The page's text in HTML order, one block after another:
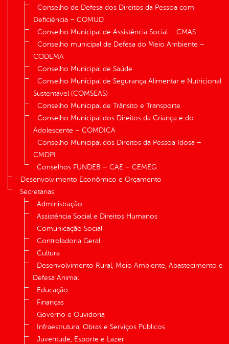
Conselho de Defesa dos Direitos da Pessoa com
Deficiência – COMUD
Conselho Municipal de Assistência Social – CMAS
Conselho municipal de Defesa do Meio Ambiente –
CODEMA
Conselho Municipal de Saúde
Conselho Municipal de Segurança Alimentar e Nutricional
Sustentável (COMSEAS)
Conselho Municipal de Trânsito e Transporte
Conselho Municipal dos Direitos da Criança e do
Adolescente – COMDICA
Conselho Municipal dos Direitos da Pessoa Idosa –
CMDPI
Conselhos FUNDEB – CAE – CEMEG
Desenvolvimento Econômico e Orçamento
Secretarias
Administração
Assistência Social e Direitos Humanos
Comunicação Social
Controladoria Geral
Cultura
Desenvolvimento Rural, Meio Ambiente, Abastecimento e
Defesa Animal
Educação
Finanças
Governo e Ouvidoria
Infraestrutura, Obras e Serviços Públicos
Juventude, Esporte e Lazer